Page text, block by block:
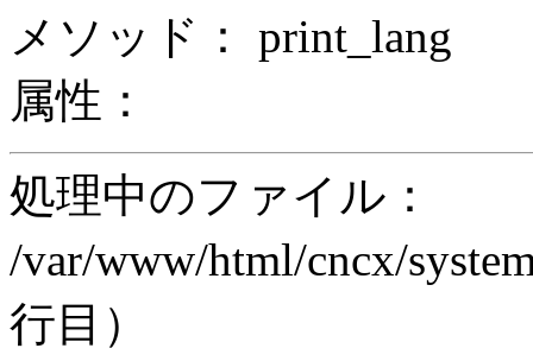
メソッド： print_lang
属性：
処理中のファイル：
/var/www/html/cncx/
行目）